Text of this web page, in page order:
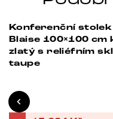
-
Konferenční stolek
Blaise 100×100 cm
zlatý s reliéfním
taupe